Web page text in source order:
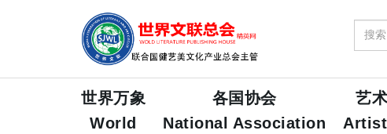
世界万象
World
各国协会
National Association
艺